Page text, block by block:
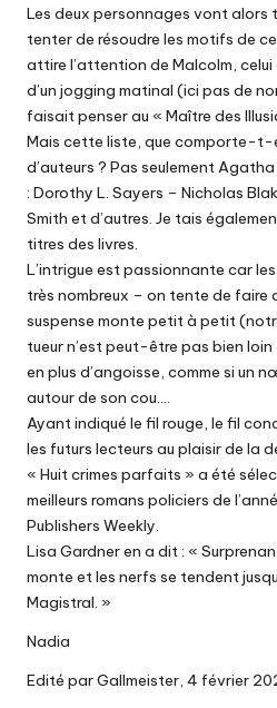
Les deux personnages vont alors
tenter de résoudre les motifs de
attire l’attention de Malcolm,
d’un jogging matinal (ici pas de
faisait penser au « Maître des
Mais cette liste, que comporte-t-
d’auteurs ? Pas seulement
: Dorothy L. Sayers – Nicholas
Smith et d’autres. Je tais
titres des livres.
L’intrigue est passionnante car
très nombreux – on tente de faire
suspense monte petit à petit
tueur n’est peut-être pas bien
en plus d’angoisse, comme si un
autour de son cou….
Ayant indiqué le fil rouge, le fil
les futurs lecteurs au plaisir de la
« Huit crimes parfaits » a été
meilleurs romans policiers de
Publishers Weekly.
Lisa Gardner en a dit : «
monte et les nerfs se tendent
Magistral. »
Nadia
Edité par Gallmeister, 4 février